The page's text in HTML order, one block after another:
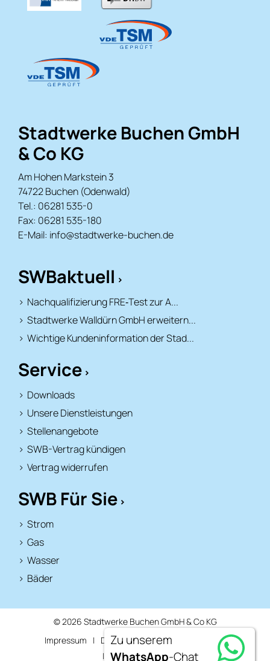
Zu unserem
WhatsApp-Chat
Stadtwerke Buchen GmbH
& Co KG
Am Hohen Markstein 3
74722 Buchen (Odenwald)
Tel.: 06281 535-0
Fax: 06281 535-180
E-Mail: info@stadtwerke-buchen.de
SWBaktuell
Nachqualifizierung FRE‑Test zur A...
Stadtwerke Walldürn GmbH erweitern...
Wichtige Kundeninformation der Stad...
Service
Downloads
Unsere Dienstleistungen
Stellenangebote
SWB-Vertrag kündigen
Vertrag widerrufen
SWB Für Sie
Strom
Gas
Wasser
Bäder
© 2026 Stadtwerke Buchen GmbH & Co KG
Impressum
Datenschutz
Leichte Sprache
Barrierefreiheit